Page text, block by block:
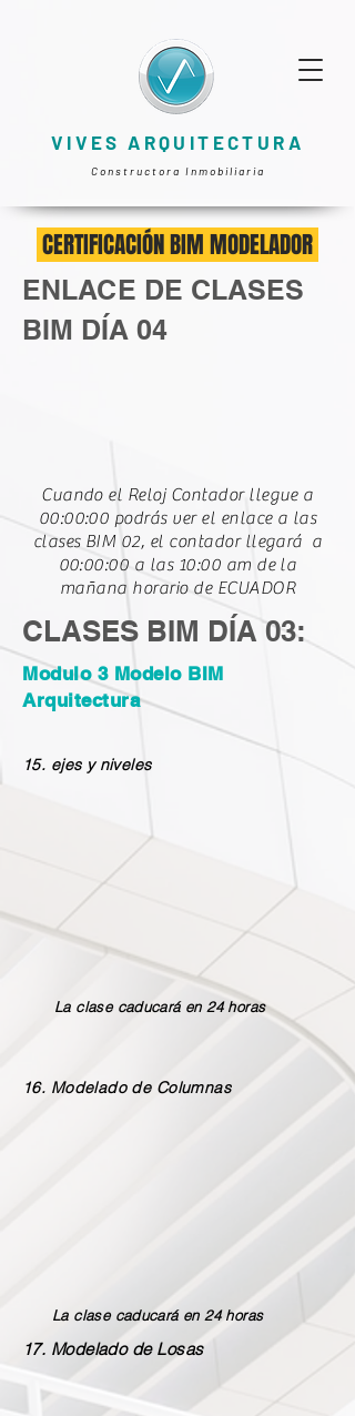
VIVES ARQUITECTURA
Constructora Inmobiliaria
CERTIFICACIÓN BIM MODELADOR
ENLACE DE CLASES
BIM DÍA 04
Cuando el Reloj Contador llegue a
00:00:00 podrás ver el enlace a las
clases BIM 02, el contador llegará a
00:00:00 a las 10:00 am de la
mañana horario de ECUADOR
CLASES BIM DÍA 03:
Modulo 3 Modelo BIM
Arquitectura
15. ejes y niveles
La clase caducará en 24 horas
16. Modelado de Columnas
La clase caducará en 24 horas
17. Modelado de Losas